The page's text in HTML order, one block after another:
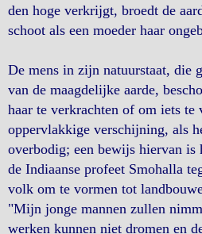
den hoge verkrijgt, broedt de
schoot als een moeder haar
De mens in zijn natuurstaat, die
van de maagdelijke aarde,
haar te verkrachten of om iets te
oppervlakkige verschijning, als
overbodig; een bewijs hiervan is
de Indiaanse profeet Smohalla
volk om te vormen tot
"Mijn jonge mannen zullen
werken kunnen niet dromen en